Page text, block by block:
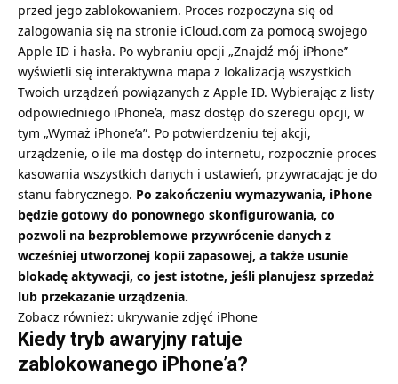
przed jego zablokowaniem. Proces rozpoczyna się od
zalogowania się na stronie iCloud.com za pomocą swojego
Apple ID i hasła. Po wybraniu opcji „Znajdź mój iPhone”
wyświetli się interaktywna mapa z lokalizacją wszystkich
Twoich urządzeń powiązanych z Apple ID. Wybierając z listy
odpowiedniego iPhone’a, masz dostęp do szeregu opcji, w
tym „Wymaż iPhone’a”. Po potwierdzeniu tej akcji,
urządzenie, o ile ma dostęp do internetu, rozpocznie proces
kasowania wszystkich danych i ustawień, przywracając je do
stanu fabrycznego. Po zakończeniu wymazywania, iPhone
będzie gotowy do ponownego skonfigurowania, co
pozwoli na bezproblemowe przywrócenie danych z
wcześniej utworzonej kopii zapasowej, a także usunie
blokadę aktywacji, co jest istotne, jeśli planujesz sprzedaż
lub przekazanie urządzenia.
Zobacz również: ukrywanie zdjęć iPhone
Kiedy tryb awaryjny ratuje
zablokowanego iPhone’a?